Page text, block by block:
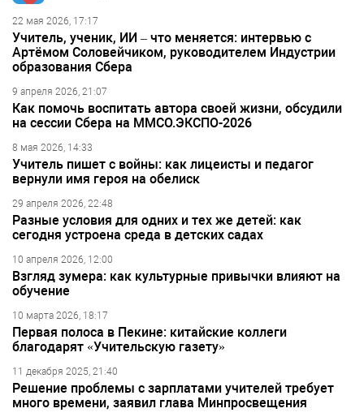
22 мая 2026, 17:17
Учитель, ученик, ИИ – что меняется: интервью с
Артёмом Соловейчиком, руководителем Индустрии
образования Сбера
9 апреля 2026, 21:07
Как помочь воспитать автора своей жизни, обсудили
на сессии Сбера на ММСО.ЭКСПО-2026
8 мая 2026, 14:33
Учитель пишет с войны: как лицеисты и педагог
вернули имя героя на обелиск
29 апреля 2026, 22:48
Разные условия для одних и тех же детей: как
сегодня устроена среда в детских садах
10 апреля 2026, 12:00
Взгляд зумера: как культурные привычки влияют на
обучение
10 марта 2026, 18:17
Первая полоса в Пекине: китайские коллеги
благодарят «Учительскую газету»
11 декабря 2025, 21:40
Решение проблемы с зарплатами учителей требует
много времени, заявил глава Минпросвещения